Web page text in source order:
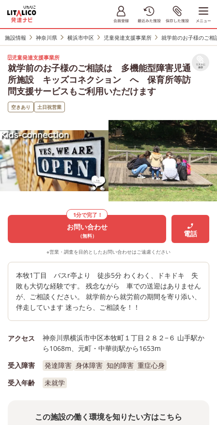
施設情報 神奈川県 横浜市中区 児童発達支援事業所 就学前のお子様のご
児童発達支援事業所
就学前のお子様のご相談は 多機能型障害児通
所施設 キッズコネクション へ 保育所等訪
問支援サービスもご利用いただけます
リストに
保存
空きあり 土日祝営業
1分で完了！
お問い合わせ
（無料） 電話
※営業・調査を目的としたお問い合わせはご遠慮ください
本牧1丁目 バスr亭より 徒歩5分 わくわく、ドキドキ 失
敗も大切な経験です。 残念ながら 車での送迎はありません
が、ご相談ください。 就学前から就労前の期間を寄り添い、
伴走しています 迷ったら、ご相談を！！
アクセス
神奈川県横浜市中区本牧町１丁目２８２−６ 山手駅か
ら1068m、元町・中華街駅から1653m
受入障害
発達障害 身体障害 知的障害 重症心身
受入年齢
未就学
この施設の働く環境を知りたい方はこちら